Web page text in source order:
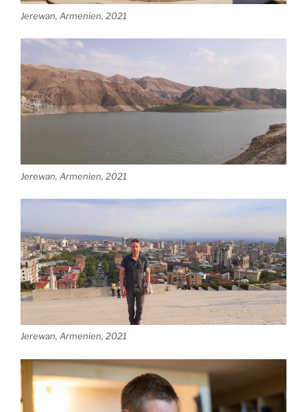
Jerewan, Armenien, 2021
Jerewan, Armenien, 2021
Jerewan, Armenien, 2021